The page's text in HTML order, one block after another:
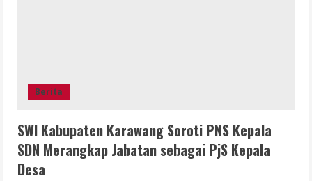
Berita
SWI Kabupaten Karawang Soroti PNS Kepala
SDN Merangkap Jabatan sebagai PjS Kepala
Desa